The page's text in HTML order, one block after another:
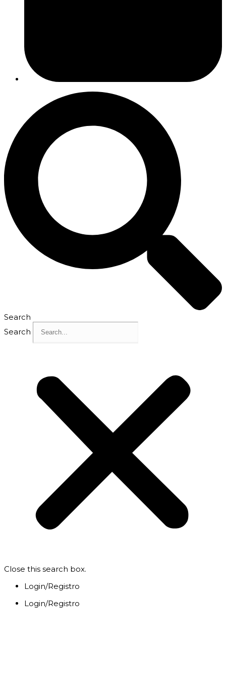
Search
Search
Close this search box.
Login/Registro
Login/Registro